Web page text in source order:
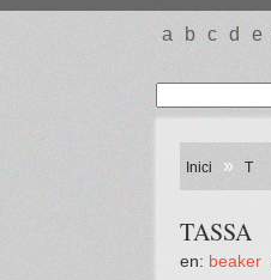
a b c d e
Inici » T
TASSA
en: beaker